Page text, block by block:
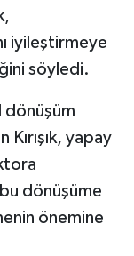
iyileştirmeye
söyledi.
dönüşüm
Kırışık, yapay
dönüşüme
önemine